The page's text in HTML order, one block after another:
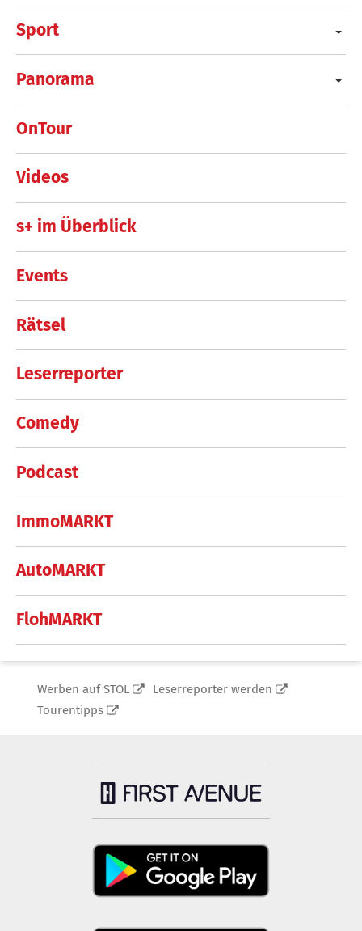
Sport
Panorama
OnTour
Videos
s+ im Überblick
Events
Rätsel
Leserreporter
Comedy
Podcast
ImmoMARKT
AutoMARKT
FlohMARKT
Werben auf STOL
Leserreporter werden
Tourentipps